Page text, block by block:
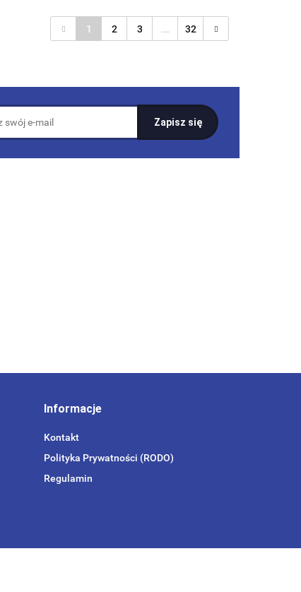
1 2 3 ... 32
Informacje
Kontakt
Polityka Prywatności (RODO)
Regulamin